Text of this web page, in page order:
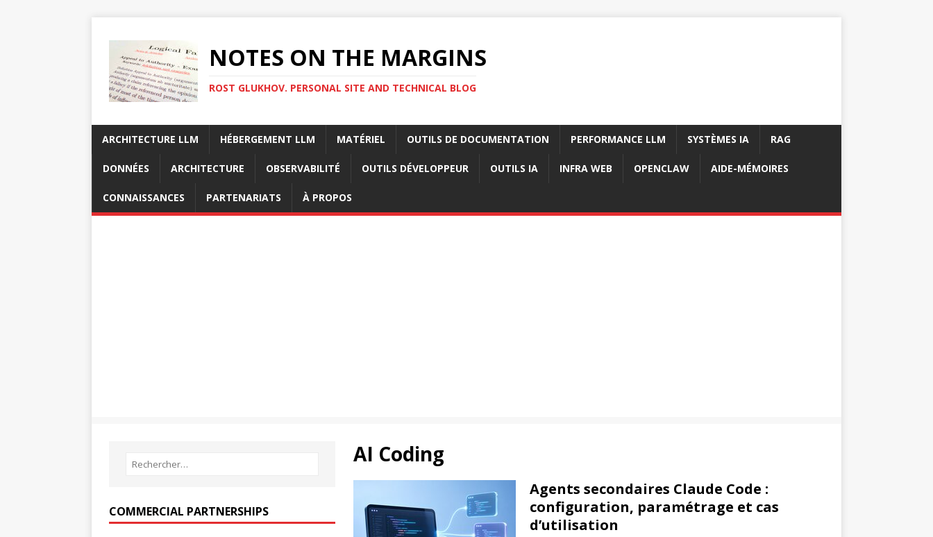
NOTES ON THE MARGINS
ROST GLUKHOV. PERSONAL SITE AND TECHNICAL BLOG
ARCHITECTURE LLM HÉBERGEMENT LLM MATÉRIEL OUTILS DE DOCUMENTATION PERFORMANCE LLM SYSTÈMES IA RAG
DONNÉES ARCHITECTURE OBSERVABILITÉ OUTILS DÉVELOPPEUR OUTILS IA INFRA WEB OPENCLAW AIDE-MÉMOIRES
CONNAISSANCES PARTENARIATS À PROPOS
AI Coding
Agents secondaires Claude Code :
configuration, paramétrage et cas
d’utilisation
COMMERCIAL PARTNERSHIPS